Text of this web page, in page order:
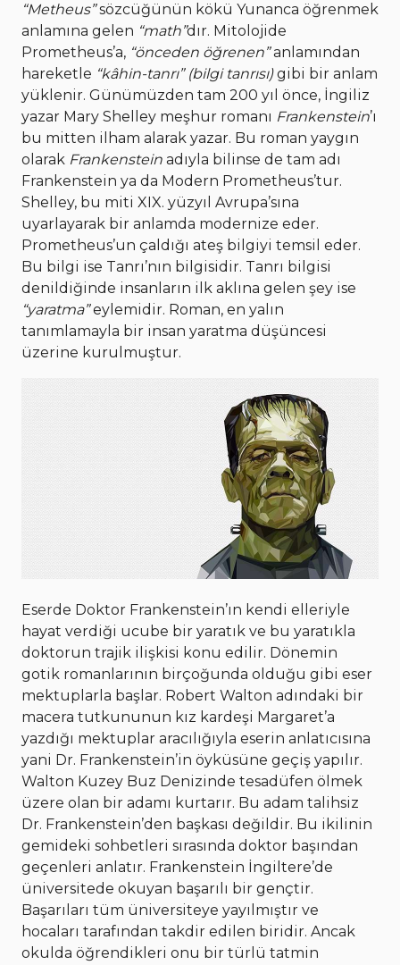
“Metheus”sözcüğünün kökü Yunanca öğrenmek
anlamına gelen “math”dır. Mitolojide
Prometheus’a, “önceden öğrenen”anlamından
hareketle “kâhin-tanrı” (bilgi tanrısı)gibi bir anlam
yüklenir. Günümüzden tam 200 yıl önce, İngiliz
yazar Mary Shelley meşhur romanı Frankenstein’ı
bu mitten ilham alarak yazar. Bu roman yaygın
olarak Frankenstein adıyla bilinse de tam adı
Frankenstein ya da Modern Prometheus’tur.
Shelley, bu miti XIX. yüzyıl Avrupa’sına
uyarlayarak bir anlamda modernize eder.
Prometheus’un çaldığı ateş bilgiyi temsil eder.
Bu bilgi ise Tanrı’nın bilgisidir. Tanrı bilgisi
denildiğinde insanların ilk aklına gelen şey ise
“yaratma”eylemidir. Roman, en yalın
tanımlamayla bir insan yaratma düşüncesi
üzerine kurulmuştur.
Eserde Doktor Frankenstein’ın kendi elleriyle
hayat verdiği ucube bir yaratık ve bu yaratıkla
doktorun trajik ilişkisi konu edilir. Dönemin
gotik romanlarının birçoğunda olduğu gibi eser
mektuplarla başlar. Robert Walton adındaki bir
macera tutkununun kız kardeşi Margaret’a
yazdığı mektuplar aracılığıyla eserin anlatıcısına
yani Dr. Frankenstein’in öyküsüne geçiş yapılır.
Walton Kuzey Buz Denizinde tesadüfen ölmek
üzere olan bir adamı kurtarır. Bu adam talihsiz
Dr. Frankenstein’den başkası değildir. Bu ikilinin
gemideki sohbetleri sırasında doktor başından
geçenleri anlatır. Frankenstein İngiltere’de
üniversitede okuyan başarılı bir gençtir.
Başarıları tüm üniversiteye yayılmıştır ve
hocaları tarafından takdir edilen biridir. Ancak
okulda öğrendikleri onu bir türlü tatmin